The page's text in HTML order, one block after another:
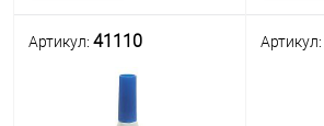
Артикул: 41110 Артикул: